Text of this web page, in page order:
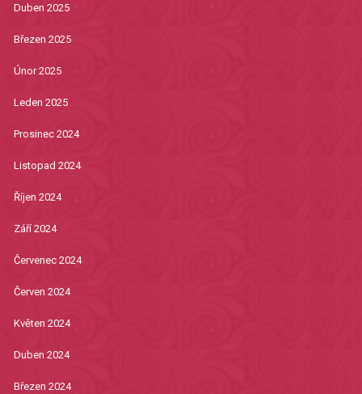
Duben 2025
Březen 2025
Únor 2025
Leden 2025
Prosinec 2024
Listopad 2024
Říjen 2024
Září 2024
Červenec 2024
Červen 2024
Květen 2024
Duben 2024
Březen 2024